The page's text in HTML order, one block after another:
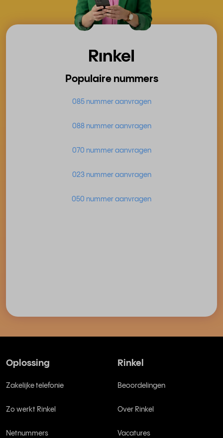
Populaire nummers
085 nummer aanvragen
088 nummer aanvragen
070 nummer aanvragen
023 nummer aanvragen
050 nummer aanvragen
Oplossing
Zakelijke telefonie
Zo werkt Rinkel
Netnummers
Rinkel
Beoordelingen
Over Rinkel
Vacatures